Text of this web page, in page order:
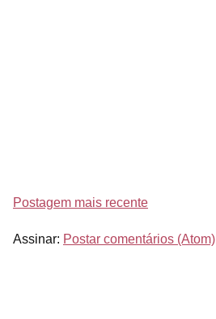
Postagem mais recente
Assinar: Postar comentários (Atom)